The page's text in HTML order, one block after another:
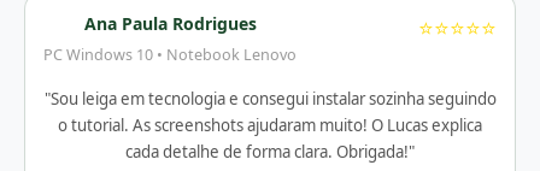
Ana Paula Rodrigues
PC Windows 10 • Notebook Lenovo
⭐⭐⭐⭐⭐
"Sou leiga em tecnologia e consegui instalar sozinha seguindo
o tutorial. As screenshots ajudaram muito! O Lucas explica
cada detalhe de forma clara. Obrigada!"